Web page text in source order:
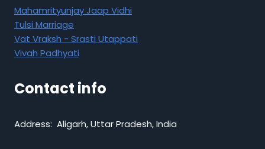
Mahamrityunjay Jaap Vidhi
Tulsi Marriage
Vat Vraksh - Srasti Utappati
Vivah Padhyati
Contact info
Address: Aligarh, Uttar Pradesh, India